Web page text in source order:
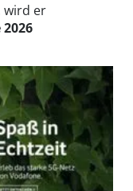
wird er